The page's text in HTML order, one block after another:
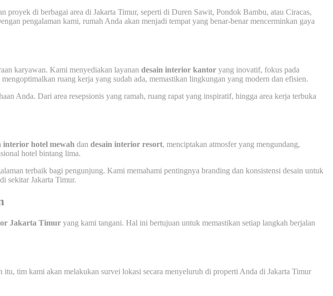
proyek di berbagai area di Jakarta Timur, seperti di Duren Sawit, Pondok Bambu, atau Ciracas,
pengalaman kami, rumah Anda akan menjadi tempat yang benar-benar mencerminkan gaya
karyawan. Kami menyediakan layanan desain interior kantor yang inovatif, fokus pada
ruang kerja yang sudah ada, memastikan lingkungan yang modern dan efisien.
Anda. Dari area resepsionis yang ramah, ruang rapat yang inspiratif, hingga area kerja terbuka
interior hotel mewah dan desain interior resort, menciptakan atmosfer yang mengundang,
hotel bintang lima.
terbaik bagi pengunjung. Kami memahami pentingnya branding dan konsistensi desain untuk
sekitar Jakarta Timur.
Jakarta Timur yang kami tangani. Hal ini bertujuan untuk memastikan setiap langkah berjalan
tim kami akan melakukan survei lokasi secara menyeluruh di properti Anda di Jakarta Timur